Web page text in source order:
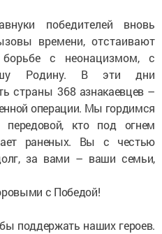
победителей вновь
времени, отстаивают
с неонацизмом, с
Родину. В эти дни
страны368 азнакаевцев –
операции. Мы гордимся
кто под огнем
раненых. Вы с честью
за вами – ваши семьи,
с Победой!
поддержать наших героев.